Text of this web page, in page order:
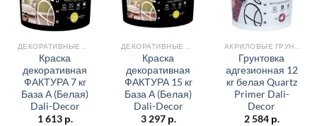
Краска
декоративная
ФАКТУРА 7 кг
База А (Белая)
Dali-Decor
1 613 р.
Краска
декоративная
ФАКТУРА 15 кг
База А (Белая)
Dali-Decor
3 297 р.
Грунтовка
адгезионная 12
кг белая Quartz
Primer Dali-
Decor
2 584 р.